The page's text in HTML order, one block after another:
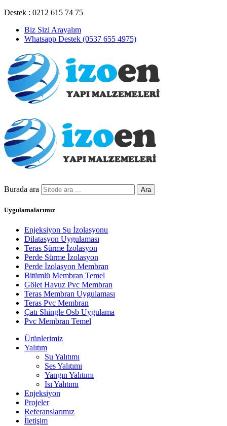
Destek : 0212 615 74 75
Biz Sizi Arayalım
Whatsapp Destek (0537 655 4975)
Burada ara Ara
Uygulamalarımız
Enjeksiyon Su İzolasyonu
Dilatasyon Uygulaması
Teras Sürme İzolasyon
Perde Sürme İzolasyon
Perde İzolasyon Membran
Bitümlü Membran Temel
Gölet Havuz Pvc Membran
Teras Membran Uygulaması
Teras Pvc Membran
Çatı Shingle Osb Uygulama
Pvc Membran Temel
Ürünlerimiz
Yalıtım
Su Yalıtımı
Ses Yalıtımı
Yangın Yalıtımı
Isı Yalıtımı
Enjeksiyon
Projeler
Referanslarımız
İletişim